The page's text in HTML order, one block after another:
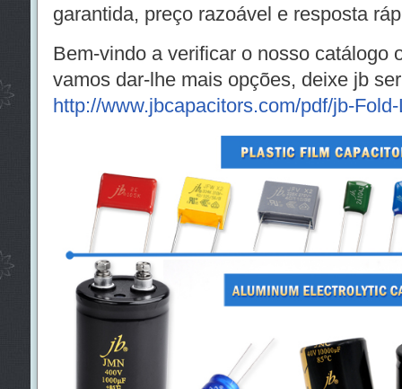
garantida, preço razoável e resposta
Bem-vindo a verificar o nosso catálogo
vamos dar-lhe mais opções, deixe jb
http://www.jbcapacitors.com/pdf/jb-